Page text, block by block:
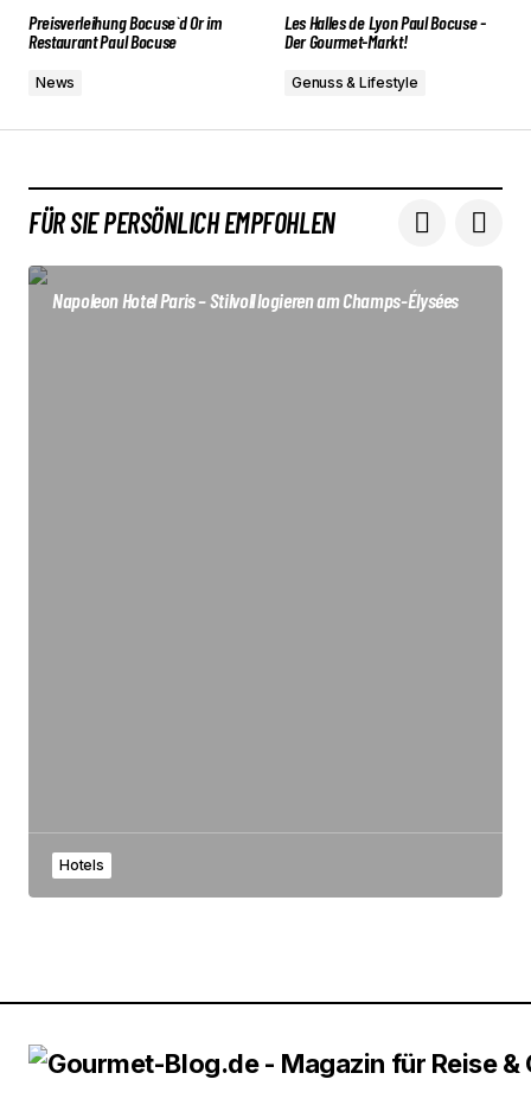
Preisverleihung Bocuse`d Or im
Restaurant Paul Bocuse
News
Les Halles de Lyon Paul Bocuse -
Der Gourmet-Markt!
Genuss & Lifestyle
FÜR SIE PERSÖNLICH EMPFOHLEN
Napoleon Hotel Paris – Stilvoll logieren am Champs-Élysées
Hotels